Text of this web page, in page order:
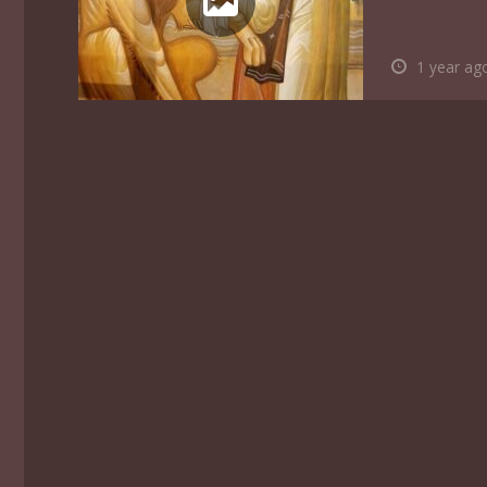
1 year